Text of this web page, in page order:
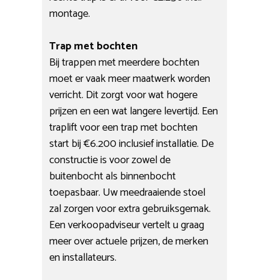
montage.
Trap met bochten
Bij trappen met meerdere bochten
moet er vaak meer maatwerk worden
verricht. Dit zorgt voor wat hogere
prijzen en een wat langere levertijd. Een
traplift voor een trap met bochten
start bij €6.200 inclusief installatie. De
constructie is voor zowel de
buitenbocht als binnenbocht
toepasbaar. Uw meedraaiende stoel
zal zorgen voor extra gebruiksgemak.
Een verkoopadviseur vertelt u graag
meer over actuele prijzen, de merken
en installateurs.